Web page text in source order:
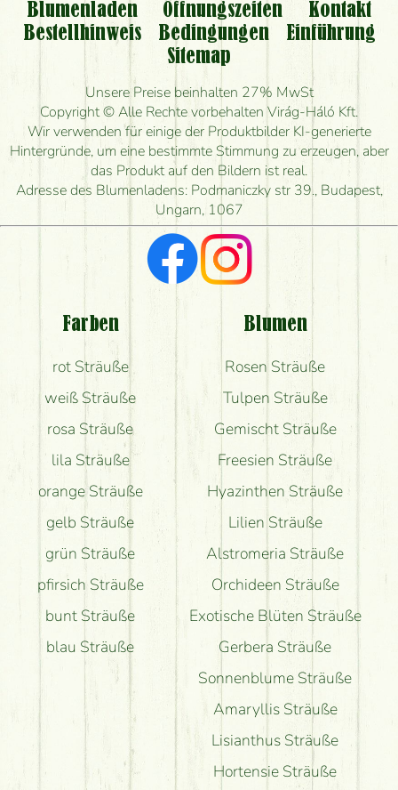
Kann ich den bestellten Blumenstrauß persönlich
nehmen oder nur per Blumenversand?
Ist eine Bestellung für ländliche Gebiete möglich?
Wie lange kann ich heute Blumen mit Lieferung
bestellen?
Wie schnell können Sie den Blumenstrauß
herstellen und wann können Sie ihn frühestens
liefern?
Ich suche rote Rosen, hast du welche?
Welche Rückmeldungen bekomme ich zum
Blumenversand?
Bekomme ich wirklich, was auf dem Bild zu sehen
Blumenladen Öffnungszeiten
Kontakt
Bestellhinweis
Bedingungen
Einführung
Sitemap
Unsere Preise beinhalten 27% MwSt
Copyright © Alle Rechte vorbehalten Virág-Háló Kft.
Wir verwenden für einige der Produktbilder KI-generierte
Hintergründe, um eine bestimmte Stimmung zu erzeugen, aber
das Produkt auf den Bildern ist real.
Adresse des Blumenladens: Podmaniczky str 39., Budapest,
Ungarn, 1067
Farben
rot Sträuße
weiß Sträuße
rosa Sträuße
lila Sträuße
orange Sträuße
gelb Sträuße
grün Sträuße
pfirsich Sträuße
bunt Sträuße
blau Sträuße
Blumen
Rosen Sträuße
Tulpen Sträuße
Gemischt Sträuße
Freesien Sträuße
Hyazinthen Sträuße
Lilien Sträuße
Alstromeria Sträuße
Orchideen Sträuße
Exotische Blüten Sträuße
Gerbera Sträuße
Sonnenblume Sträuße
Amaryllis Sträuße
Lisianthus Sträuße
Hortensie Sträuße